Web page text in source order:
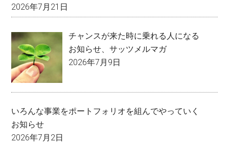
2026年7月21日
チャンスが来た時に乗れる人になる
お知らせ、サッツメルマガ
2026年7月9日
いろんな事業をポートフォリオを組んでやっていく
お知らせ
2026年7月2日